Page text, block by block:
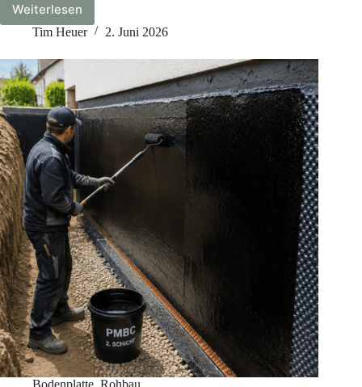
Weiterlesen
DIN
1986-
Entwässerung
2026:
Regenwasser,
Schmutzwasser
&
5
typische
Fehler
Tim Heuer 2. Juni 2026